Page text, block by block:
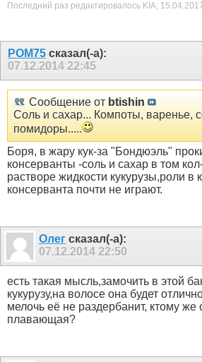
Последний раз редактировалось KIA;
РОМ75 сказал(-а):
07.12.2014 22:45
Сообщение от btishin
Соль и сахар... Компоты, варенье,
помидоры.....
Боря, в жару кук-за "Бондюэль"
консерванты -соль и сахар в том
растворе жидкости кукурузы,роли в
консерванта почти не играют.
Олег сказал(-а):
07.12.2014 22:50
есть такая мысль,замочить в этой
кукурузу,на волосе она будет
мелочь её не раздербанит, ктому
плавающая?